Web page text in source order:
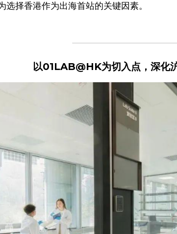
选择香港作为出海首站的关键因素。
以01LAB@HK为切入点，深化